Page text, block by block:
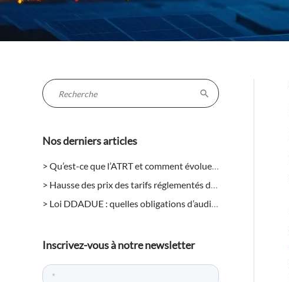
R
h
r
Nos derniers articles
Qu’est-ce que l’ATRT et comment évolue-t-il en 2026 pour les entreprises ?
Hausse des prix des tarifs réglementés de l’électricité en août 2026 : quels impacts pour les entreprises ?
Loi DDADUE : quelles obligations d’audit énergétique pour les entreprises ?
Inscrivez-vous à notre newsletter